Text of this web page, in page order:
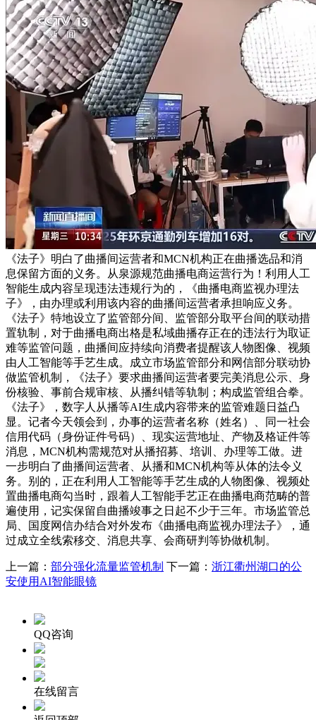
《法子》明白了曲播间运营者和MCN机构正在曲播选品和消
息保留方面的义务。从泉源规范曲播电商运营行为！利用人工
智能生成内容呈现违法违规行为的，《曲播电商监视办理法
子》，由办理或利用该内容的曲播间运营者承担响应义务。
《法子》特地设立了监管部分间、监管部分取平台间的联动措
置轨制，对于曲播电商出格是私域曲播存正在的违法行为取证
难等监管问题，曲播间应持续向消费者提醒该人物图像、视频
由人工智能等手艺生成。成立市场监管部分和网信部分联动协
做监管机制，《法子》要求曲播间运营者要完美消息公示、身
份核验、事前合规审核、从播纠错等轨制；构成监管组合拳。
《法子》，数字人从播等AI生成内容带来的监管难题日益凸
显。记者今天领会到，办事的运营者名称（姓名）、同一社会
信用代码（身份证件号码）、现实运营地址、产物及格证件等
消息，MCN机构需规范对从播招募、培训、办理等工做。进
一步明白了曲播间运营者、从播和MCN机构等从体的法令义
务。别的，正在利用人工智能等手艺生成的人物图像、视频处
置曲播电商勾当时，跟着人工智能手艺正在曲播电商范畴的普
遍使用，记实保留自曲播竣事之日起不少于三年。市场监管总
局、国度网信办结合对外发布《曲播电商监视办理法子》，通
过成立全线索移交、消息共享、会商研判等协做机制。
上一篇： 部分强化流量监管机制 下一篇： 浙江衢州湖口的公
安使用AI智能眼镜
QQ咨询
在线留言